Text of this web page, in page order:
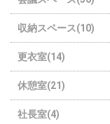
収納スペース(10)
更衣室(14)
休憩室(21)
社長室(4)